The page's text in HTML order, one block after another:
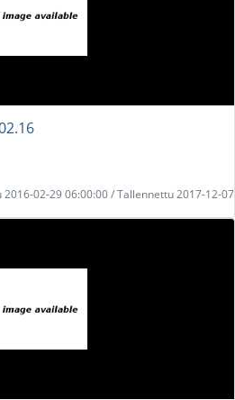
2016-02-29 06:00:00 / Tallennettu 2017-12-07